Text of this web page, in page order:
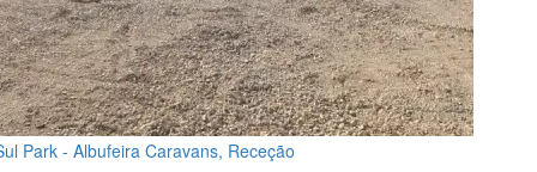
Park - Albufeira Caravans, Receção